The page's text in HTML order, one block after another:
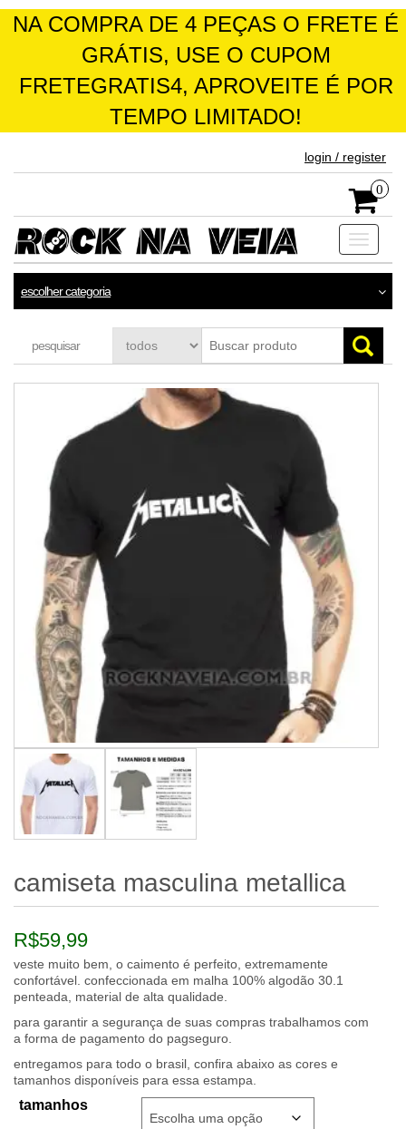
NA COMPRA DE 4 PEÇAS O FRETE É
GRÁTIS, USE O CUPOM
FRETEGRATIS4, APROVEITE É POR
TEMPO LIMITADO!
login / register
0
Toggle
escolher categoria
pesquisar
camiseta masculina metallica
R$59,99
veste muito bem, o caimento é perfeito, extremamente
confortável. confeccionada em malha 100% algodão 30.1
penteada, material de alta qualidade.
para garantir a segurança de suas compras trabalhamos com
a forma de pagamento do pagseguro.
entregamos para todo o brasil, confira abaixo as cores e
tamanhos disponíveis para essa estampa.
tamanhos